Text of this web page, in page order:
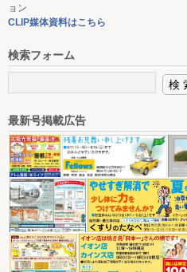
ョン
CLIP媒体資料はこちら
検索フォーム
最新号掲載広告